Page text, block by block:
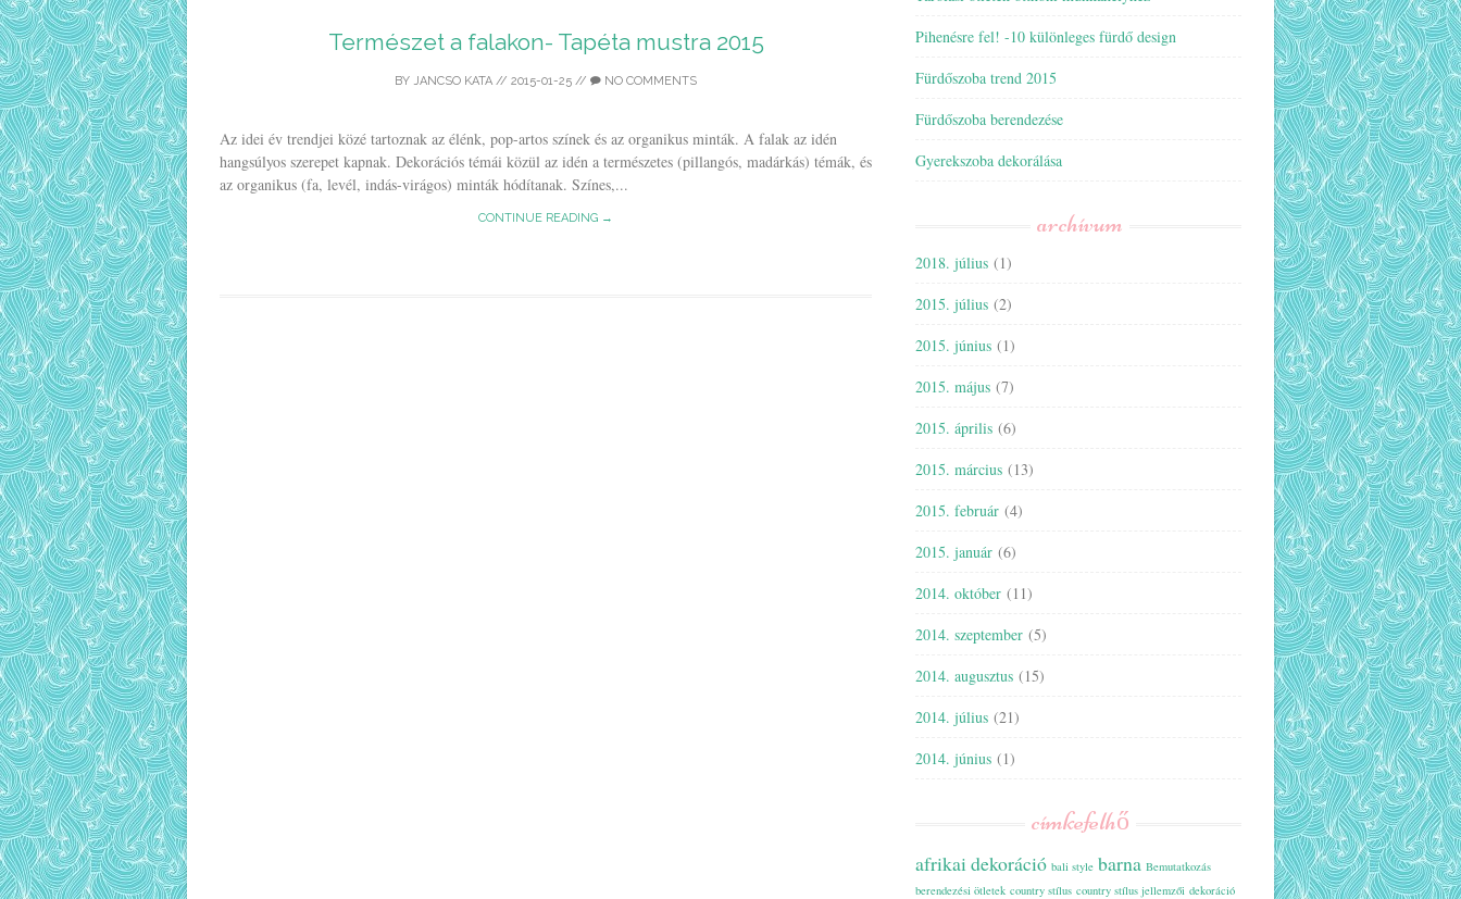
Természet a falakon- Tapéta mustra 2015
BY JANCSO KATA // 2015-01-25 // NO COMMENTS
Az idei év trendjei közé tartoznak az élénk, pop-artos színek és az organikus minták. A falak az idén
hangsúlyos szerepet kapnak. Dekorációs témái közül az idén a természetes (pillangós, madárkás) témák, és
az organikus (fa, levél, indás-virágos) minták hódítanak. Színes,...
CONTINUE READING →
Pihenésre fel! -10 különleges fürdő design
Fürdőszoba trend 2015
Fürdőszoba berendezése
Gyerekszoba dekorálása
archívum
2018. július (1)
2015. július (2)
2015. június (1)
2015. május (7)
2015. április (6)
2015. március (13)
2015. február (4)
2015. január (6)
2014. október (11)
2014. szeptember (5)
2014. augusztus (15)
2014. július (21)
2014. június (1)
címkefelhő
afrikai dekoráció bali style barna Bemutatkozás
berendezési ötletek country stílus country stílus jellemzői dekoráció